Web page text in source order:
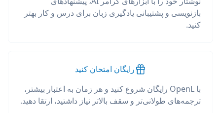
بازنویسی و پشتیبانی یادگیری زبان برای درس و کار بهتر
کنید.
رایگان امتحان کنید
با OpenL رایگان شروع کنید و هر زمان به اعتبار بیشتر،
ترجمه‌های طولانی‌تر و سقف بالاتر نیاز داشتید، ارتقا دهید.